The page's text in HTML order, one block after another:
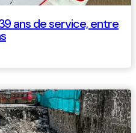
ans de service, entre